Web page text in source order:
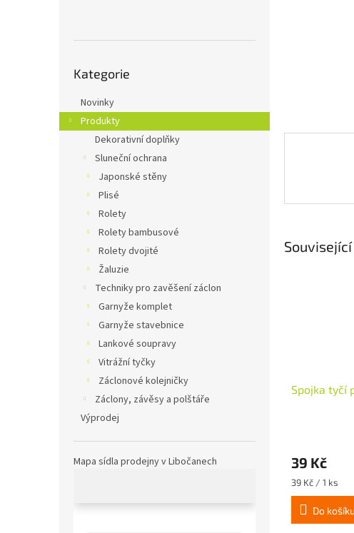
kategorie
Kategorie
Novinky
Produkty
Dekorativní doplňky
Sluneční ochrana
Japonské stěny
Plisé
Rolety
Rolety bambusové
Rolety dvojité
Žaluzie
Techniky pro zavěšení záclon
Garnyže komplet
Garnyže stavebnice
Lankové soupravy
Vitrážní tyčky
Záclonové kolejničky
Záclony, závěsy a polštáře
Výprodej
Mapa sídla prodejny v Libočanech
Spojka tyčí
39 Kč
Měrná
cena:
39 Kč / 1 ks
Do košíku